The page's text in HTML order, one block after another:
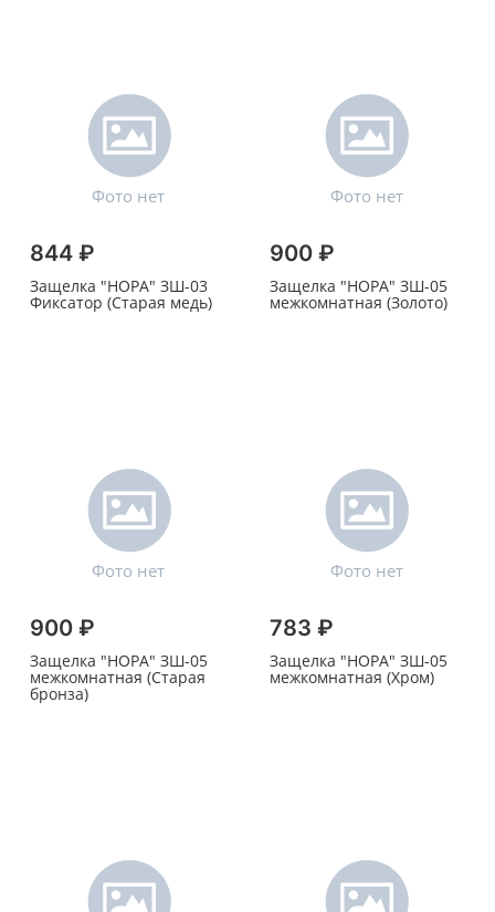
844 ₽
Защелка "НОРА" ЗШ-03
Фиксатор (Старая медь)
900 ₽
Защелка "НОРА" ЗШ-05
межкомнатная (Золото)
900 ₽
Защелка "НОРА" ЗШ-05
межкомнатная (Старая
бронза)
783 ₽
Защелка "НОРА" ЗШ-05
межкомнатная (Хром)